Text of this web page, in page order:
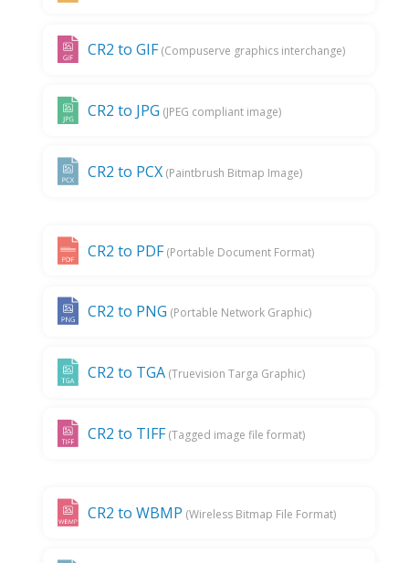
CR2 to GIF (Compuserve graphics interchange)
CR2 to JPG (JPEG compliant image)
CR2 to PCX (Paintbrush Bitmap Image)
CR2 to PDF (Portable Document Format)
CR2 to PNG (Portable Network Graphic)
CR2 to TGA (Truevision Targa Graphic)
CR2 to TIFF (Tagged image file format)
CR2 to WBMP (Wireless Bitmap File Format)